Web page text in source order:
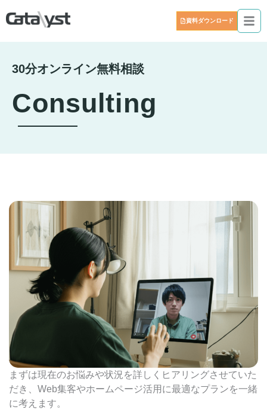
資料ダウンロード
30分オンライン無料相談
Consulting
まずは現在のお悩みや状況を詳しくヒアリングさせていた
だき、Web集客やホームページ活用に最適なプランを一緒
に考えます。